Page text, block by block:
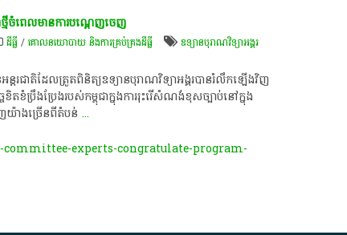
ថ្មី​ចំ​ពេល​មានការ​បណ្តេញចេញ​
ដីធ្លី/គោលនយោបាយ និង​ការគ្រប់គ្រង​ដីធ្លី
ឧទ្យានបុរាណវិទ្យាអង្គរ
តរជាតិ​ដែល​ត្រួតពិនិត្យ​ឧទ្យាន​បុរាណវិទ្យា​អង្គរ​បាន​រំលឹក​ឡើង​វិញ​
ខំ​ប្រឹងប្រែង​របស់​កម្ពុជា​ក្នុង​ការ​រុះរើ​សំណង់​ខុសច្បាប់​នៅ​ក្នុង​
យ៉ាងច្រើន​ពី​តំបន់...
experts-congratulate-program-